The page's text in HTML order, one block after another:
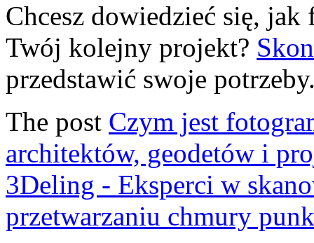
Chcesz dowiedzieć się, jak
Twój kolejny projekt?
przedstawić swoje
The post Czym jest
architektów, geodetów i
3Deling - Eksperci w
przetwarzaniu chmury